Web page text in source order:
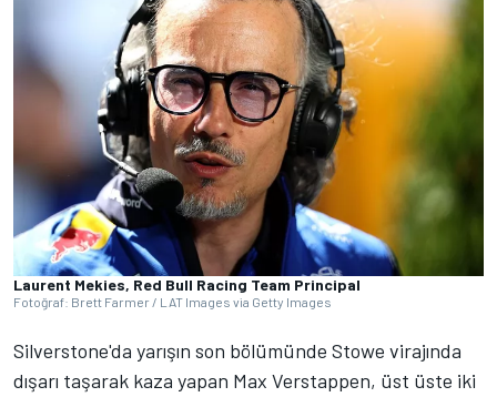
Laurent Mekies, Red Bull Racing Team Principal
Fotoğraf: Brett Farmer / LAT Images via Getty Images
Silverstone'da yarışın son bölümünde Stowe virajında
dışarı taşarak kaza yapan Max Verstappen, üst üste iki